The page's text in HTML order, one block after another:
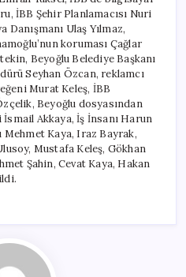
İBB Şehir Planlamacısı Nuri
Danışmanı Ulaş Yılmaz,
koruması Çağlar
Beyoğlu Belediye Başkanı
Seyhan Özcan, reklamcı
Murat Keleş, İBB
Beyoğlu dosyasından
Akkaya, İş İnsanı Harun
Mehmet Kaya, Iraz Bayrak,
Mustafa Keleş, Gökhan
Şahin, Cevat Kaya, Hakan